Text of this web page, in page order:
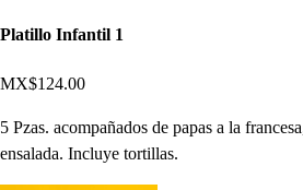
Platillo Infantil 1
MX$124.00
5 Pzas. acompañados de papas a la
ensalada. Incluye tortillas.